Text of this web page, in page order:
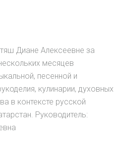
Диане Алексеевне за
месяцев
песенной и
кулинарии, духовных
в контексте русской
Руководитель: